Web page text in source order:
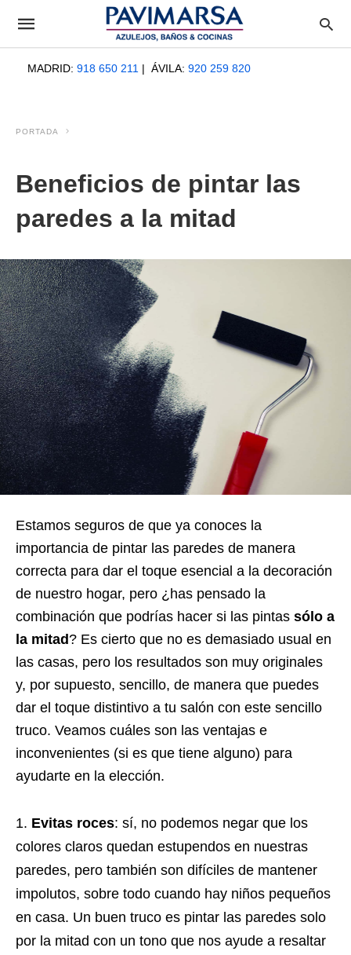
MADRID: 918 650 211 | ÁVILA: 920 259 820
PORTADA
Beneficios de pintar las
paredes a la mitad
Estamos seguros de que ya conoces la
importancia de pintar las paredes de manera
correcta para dar el toque esencial a la decoración
de nuestro hogar, pero ¿has pensado la
combinación que podrías hacer si las pintas sólo a
la mitad? Es cierto que no es demasiado usual en
las casas, pero los resultados son muy originales
y, por supuesto, sencillo, de manera que puedes
dar el toque distintivo a tu salón con este sencillo
truco. Veamos cuáles son las ventajas e
inconvenientes (si es que tiene alguno) para
ayudarte en la elección.
Evitas roces: sí, no podemos negar que los
colores claros quedan estupendos en nuestras
paredes, pero también son difíciles de mantener
impolutos, sobre todo cuando hay niños pequeños
en casa. Un buen truco es pintar las paredes solo
por la mitad con un tono que nos ayude a resaltar